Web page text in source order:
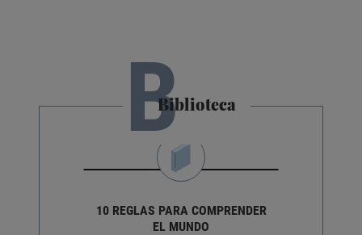
BBiblioteca
10 REGLAS PARA COMPRENDER
EL MUNDO